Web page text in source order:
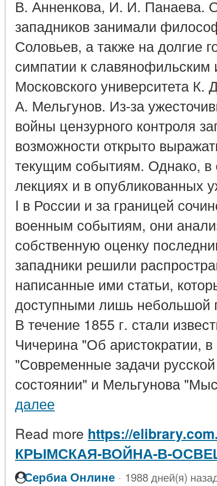
В. Анненкова, И. И. Панаева.
западников занимали
Соловьев, а также на долгие
симпатии к
Московского университета
А. Мельгунов. Из-за
войны цензурного контроля
возможности открыто
текущим событиям. Однако, в
лекциях и в опубликованных
I в России и за границей
военным событиям, они
собственную оценку
западники решили
написанные ими статьи,
доступными лишь небольшой
В течение 1855 г. стали
Чичерина "Об аристократии,
"Современные задачи
состоянии" и Мельгунова
далее
Read more https://
КРЫМСКАЯ-ВОЙНА-В-
Сербиа Онлине · 1988 дней(я)